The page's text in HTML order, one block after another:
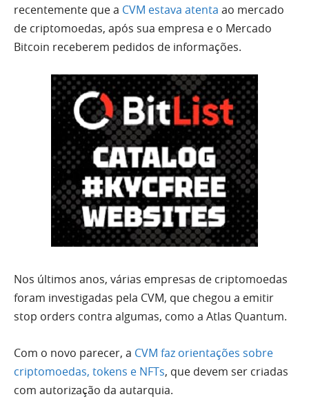
recentemente que a CVM estava atenta ao mercado
de criptomoedas, após sua empresa e o Mercado
Bitcoin receberem pedidos de informações.
Nos últimos anos, várias empresas de criptomoedas
foram investigadas pela CVM, que chegou a emitir
stop orders contra algumas, como a Atlas Quantum.
Com o novo parecer, a CVM faz orientações sobre
criptomoedas, tokens e NFTs, que devem ser criadas
com autorização da autarquia.